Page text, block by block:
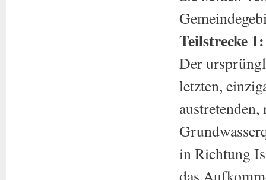
Teilstrecke
Der
letzten,
in Richtung
das